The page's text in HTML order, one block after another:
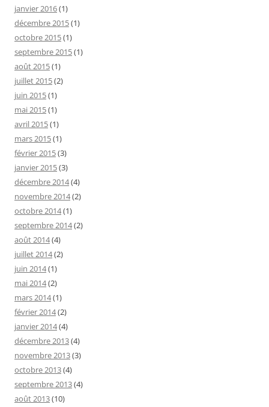
janvier 2016(1)
décembre 2015(1)
octobre 2015(1)
septembre 2015(1)
août 2015(1)
juillet 2015(2)
juin 2015(1)
mai 2015(1)
avril 2015(1)
mars 2015(1)
février 2015(3)
janvier 2015(3)
décembre 2014(4)
novembre 2014(2)
octobre 2014(1)
septembre 2014(2)
août 2014(4)
juillet 2014(2)
juin 2014(1)
mai 2014(2)
mars 2014(1)
février 2014(2)
janvier 2014(4)
décembre 2013(4)
novembre 2013(3)
octobre 2013(4)
septembre 2013(4)
août 2013(10)